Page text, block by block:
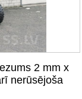
2 mm x
nerūsējoša